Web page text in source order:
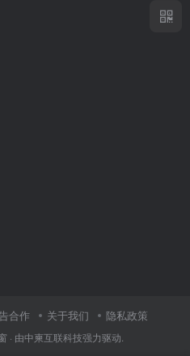
合作 关于我们 隐私政策
· 由中柬互联科技强力驱动.